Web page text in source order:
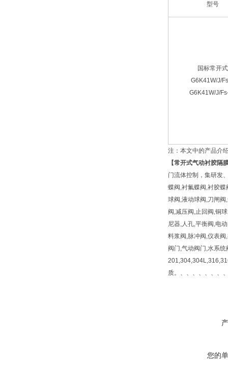
型号
国标常开式
G6K41W/J/
G6K41W/J/
注：本文中的产品介
【常开式气动衬胶隔
门流体控制，集研发
蝶阀,衬氟蝶阀,衬胶
球阀,液动球阀,刀闸
阀,减压阀,止回阀,铜
尼器,人孔,平衡阀,电
料浆阀,脉冲阀,仪表
阀门,气动阀门,水系
质。、、、、、、、
您的